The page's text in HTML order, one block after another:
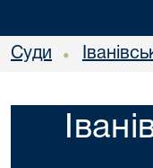
Суди •